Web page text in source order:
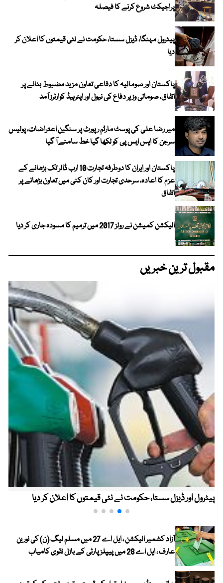
پراجیکٹ شروع کرنے کا فیصلہ
پیٹرول مہنگا، ڈیزل سستا، حکومت نے نئی قیمتوں کا اعلان کر
دیا
پاکستان اور صومالیہ کا دفاعی تعاون مزید مضبوط بنانے پر
اتفاق، صومالی وزیر دفاع کی نیول اور ایئرہیڈ کوارٹرز آمد
میر رضا علی کی پوسٹ مارٹم رپورٹ پر سنگین اعتراضات، پولیس
سرجن کا ایس ایس پی کو لکھا گیا خط سامنے آ گیا
پاکستان اور ایران کا دوطرفہ تجارت 10 ارب ڈالر تک بڑھانے کے
عزم کا اعادہ، سرحدی تجارت اور کان کنی میں تعاون بڑھانے پر
اتفاق
الیکشن کمیشن نے رولز 2017 میں ترمیم کا مسودہ جاری کر دیا
مقبول ترین خبریں
پیٹرول اور ڈیزل سستا، حکومت نے نئی قیمتوں کا اعلان کر دیا
آزاد کشمیر الیکشن ، ایل اے 27 میں مسلم لیگ (ن) کی نورین
عارف ، ایل اے 28 میں پیپلز پارٹی کے بازل نقوی کامیاب